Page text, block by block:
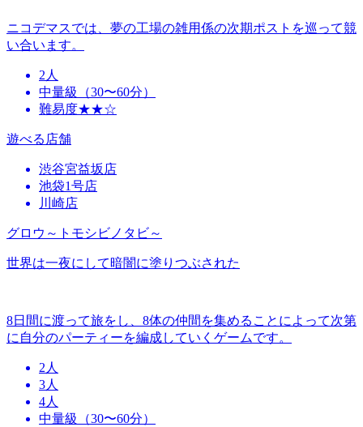
ニコデマスでは、夢の工場の雑用係の次期ポストを巡って競
い合います。
2人
中量級（30〜60分）
難易度★★☆
遊べる店舗
渋谷宮益坂店
池袋1号店
川崎店
グロウ～トモシビノタビ～
世界は一夜にして暗闇に塗りつぶされた
8日間に渡って旅をし、8体の仲間を集めることによって次第
に自分のパーティーを編成していくゲームです。
2人
3人
4人
中量級（30〜60分）